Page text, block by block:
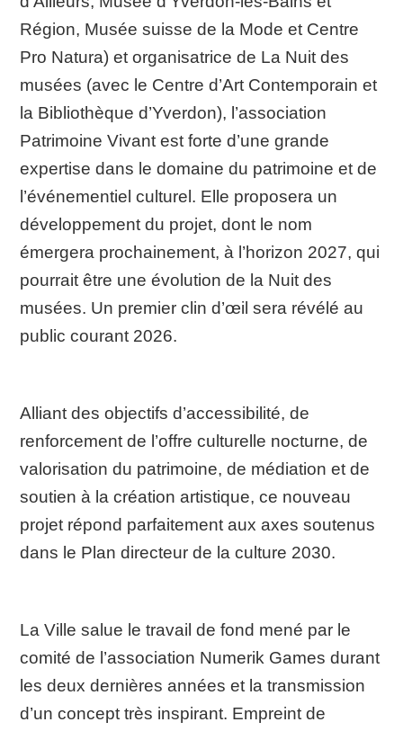
Région, Musée suisse de la Mode et Centre
Pro Natura) et organisatrice de La Nuit des
musées (avec le Centre d’Art Contemporain et
la Bibliothèque d’Yverdon), l’association
Patrimoine Vivant est forte d’une grande
expertise dans le domaine du patrimoine et de
l’événementiel culturel. Elle proposera un
développement du projet, dont le nom
émergera prochainement, à l’horizon 2027, qui
pourrait être une évolution de la Nuit des
musées. Un premier clin d’œil sera révélé au
public courant 2026.
Alliant des objectifs d’accessibilité, de
renforcement de l’offre culturelle nocturne, de
valorisation du patrimoine, de médiation et de
soutien à la création artistique, ce nouveau
projet répond parfaitement aux axes soutenus
dans le Plan directeur de la culture 2030.
La Ville salue le travail de fond mené par le
comité de l’association Numerik Games durant
les deux dernières années et la transmission
d’un concept très inspirant. Empreint de